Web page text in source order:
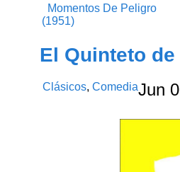
Momentos De Peligro
(1951)
El Quinteto
Clásicos,ComediaJun